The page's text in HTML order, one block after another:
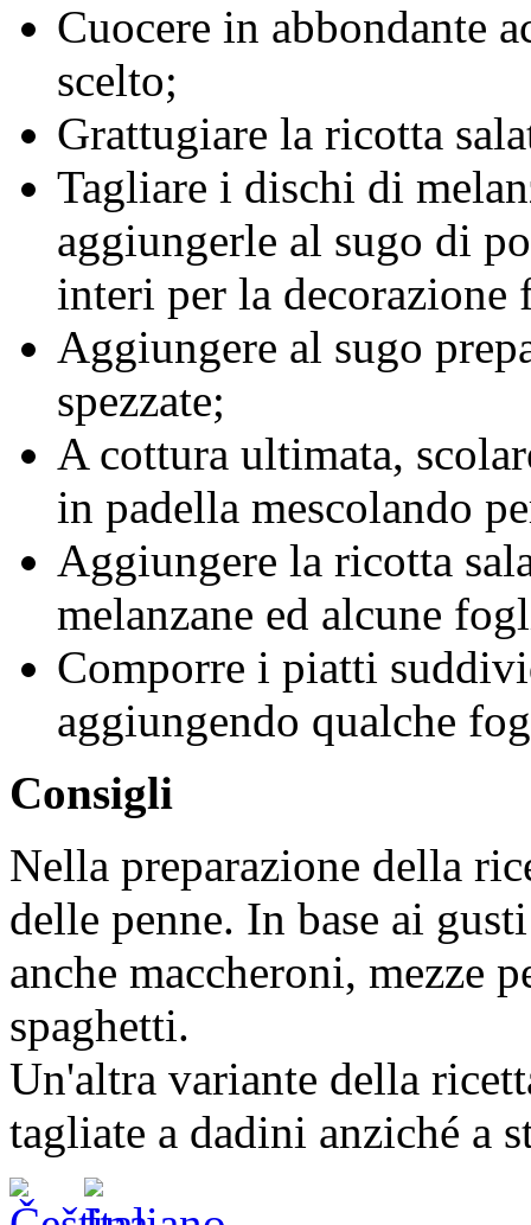
Cuocere in abbondante
scelto;
Grattugiare la ricotta
Tagliare i dischi di
aggiungerle al sugo di
interi per la decorazione
Aggiungere al sugo
spezzate;
A cottura ultimata,
in padella mescolando
Aggiungere la ricotta
melanzane ed alcune
Comporre i piatti
aggiungendo qualche
Consigli
Nella preparazione della
delle penne. In base ai
anche maccheroni, mezze
spaghetti.
Un'altra variante della
tagliate a dadini anziché a